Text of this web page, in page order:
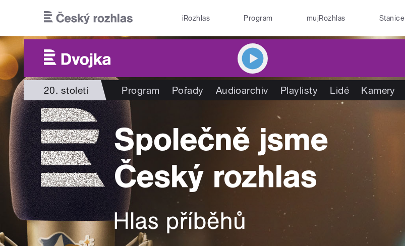
iRozhlas Program mujRozhlas Stanice
20. století Program Pořady Audioarchiv Playlisty Lidé Kamery